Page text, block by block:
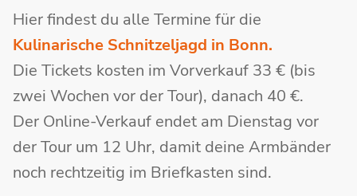
Hier findest du alle Termine für die
Kulinarische Schnitzeljagd in Bonn.
Die Tickets kosten im Vorverkauf 33 € (bis
zwei Wochen vor der Tour), danach 40 €.
Der Online-Verkauf endet am Dienstag vor
der Tour um 12 Uhr, damit deine Armbänder
noch rechtzeitig im Briefkasten sind.